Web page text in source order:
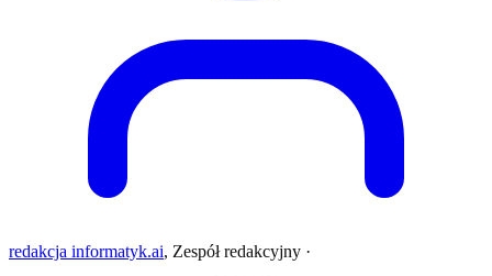
redakcja informatyk.ai, Zespół redakcyjny ·